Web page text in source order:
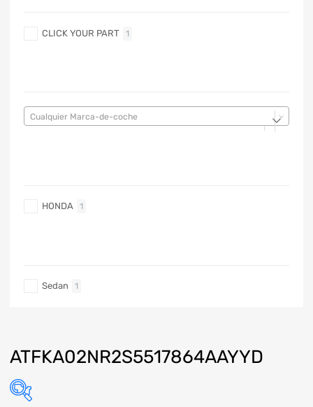
ATFKA02NR2S5517864AAYYD
CLICK YOUR PART 1
Cualquier Marca-de-coche
HONDA 1
Sedan 1